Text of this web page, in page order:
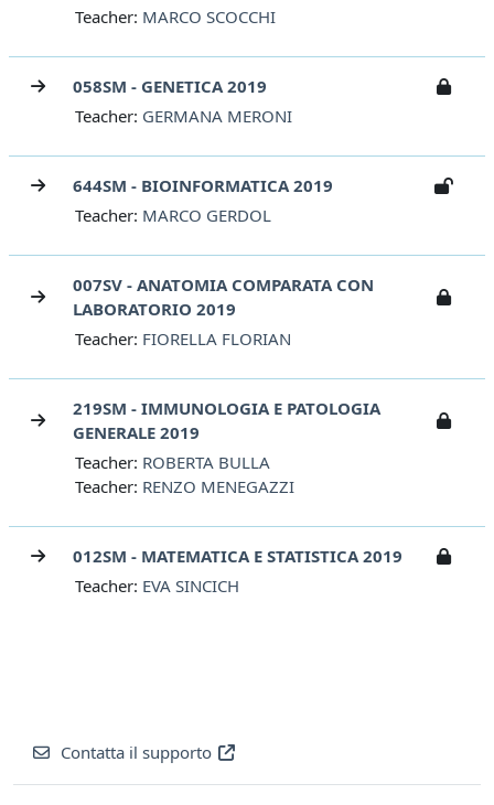
Teacher: MARCO SCOCCHI
058SM - GENETICA 2019
Teacher: GERMANA MERONI
644SM - BIOINFORMATICA 2019
Teacher: MARCO GERDOL
007SV - ANATOMIA COMPARATA CON
LABORATORIO 2019
Teacher: FIORELLA FLORIAN
219SM - IMMUNOLOGIA E PATOLOGIA
GENERALE 2019
Teacher: ROBERTA BULLA
Teacher: RENZO MENEGAZZI
012SM - MATEMATICA E STATISTICA 2019
Teacher: EVA SINCICH
Contatta il supporto